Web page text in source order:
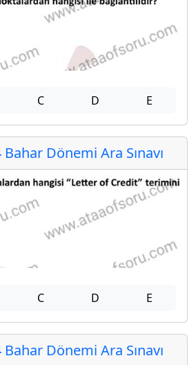
C D E
Dönemi Ara Sınavı
C D E
Dönemi Ara Sınavı